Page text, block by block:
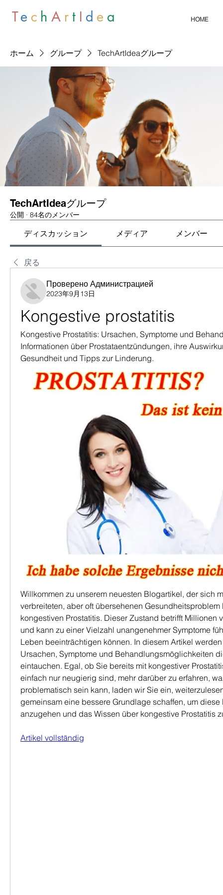
Te c hA r t I d e a HOME
ホーム グループ TechArtIdeaグループ
TechArtIdeaグループ
公開 · 84名のメンバー
ディスカッション メディア メンバー
戻る
Проверено Администрацией
2023年9月13日
Kongestive prostatitis
Kongestive Prostatitis: Ursachen, Symptome und
Informationen über Prostataentzündungen, ihre
Gesundheit und Tipps zur Linderung.
Willkommen zu unserem neuesten Blogartikel, der sich
verbreiteten, aber oft übersehenen Gesundheitsproblem
kongestiven Prostatitis. Dieser Zustand betrifft Millionen
und kann zu einer Vielzahl unangenehmer Symptome
Leben beeinträchtigen können. In diesem Artikel
Ursachen, Symptome und Behandlungsmöglichkeiten
eintauchen. Egal, ob Sie bereits mit kongestiver
einfach nur neugierig sind, mehr darüber zu erfahren,
problematisch sein kann, laden wir Sie ein,
gemeinsam eine bessere Grundlage schaffen, um
anzugehen und das Wissen über kongestive Prostatitis
Artikel vollständig